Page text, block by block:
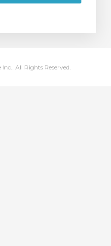
All Rights Reserved.